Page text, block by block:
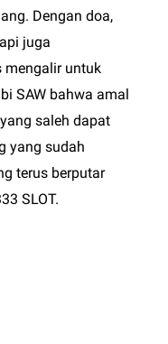
Dengan doa,
juga
mengalir untuk
SAW bahwa amal
saleh dapat
yang sudah
terus berputar
SLOT.